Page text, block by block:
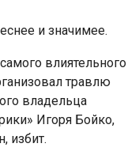
и значимее.
влиятельного
травлю
владельца
Игоря Бойко,
избит.